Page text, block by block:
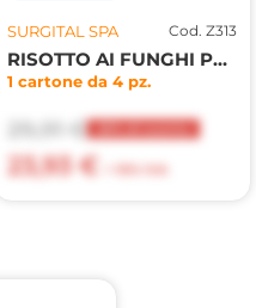
SURGITAL SPA Cod. Z313
RISOTTO AI FUNGHI PORCINI 300g
1 cartone da 4 pz.
20% di sconto
29,91 €
23,93 €